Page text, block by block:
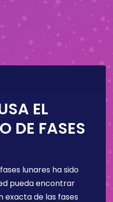
EL
DE FASES
lunares ha sido
pueda encontrar
de las fases